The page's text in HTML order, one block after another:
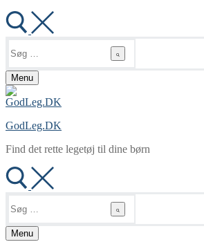
efter:
Menu
GodLeg.DK
Find det rette legetøj til dine børn
efter:
Menu